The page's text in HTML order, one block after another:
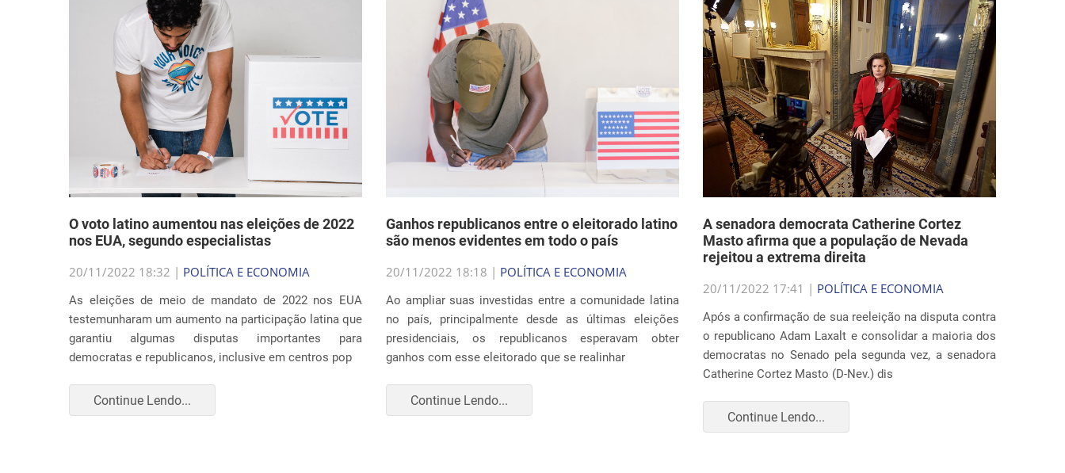
O voto latino aumentou nas eleições de 2022
nos EUA, segundo especialistas
20/11/2022 18:32 | POLÍTICA E ECONOMIA
As eleições de meio de mandato de 2022 nos EUA
testemunharam um aumento na participação latina que
garantiu algumas disputas importantes para
democratas e republicanos, inclusive em centros pop
Continue Lendo...
Ganhos republicanos entre o eleitorado latino
são menos evidentes em todo o país
20/11/2022 18:18 | POLÍTICA E ECONOMIA
Ao ampliar suas investidas entre a comunidade latina
no país, principalmente desde as últimas eleições
presidenciais, os republicanos esperavam obter
ganhos com esse eleitorado que se realinhar
Continue Lendo...
A senadora democrata Catherine Cortez
Masto afirma que a população de Nevada
rejeitou a extrema direita
20/11/2022 17:41 | POLÍTICA E ECONOMIA
Após a confirmação de sua reeleição na disputa contra
o republicano Adam Laxalt e consolidar a maioria dos
democratas no Senado pela segunda vez, a senadora
Catherine Cortez Masto (D-Nev.) dis
Continue Lendo...